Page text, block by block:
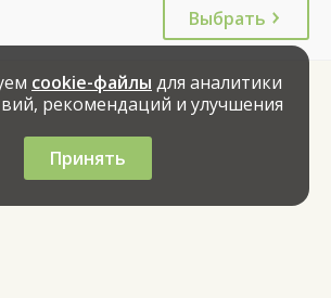
Выбрать
cookie-файлы для аналитики
рекомендаций и улучшения
Принять